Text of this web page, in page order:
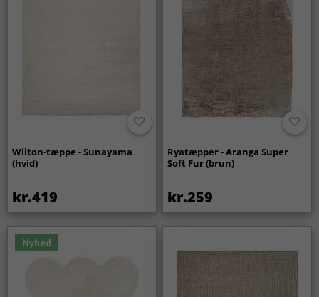
Wilton-tæppe - Sunayama
(hvid)
kr.419
Ryatæpper - Aranga Super
Soft Fur (brun)
kr.259
Nyhed